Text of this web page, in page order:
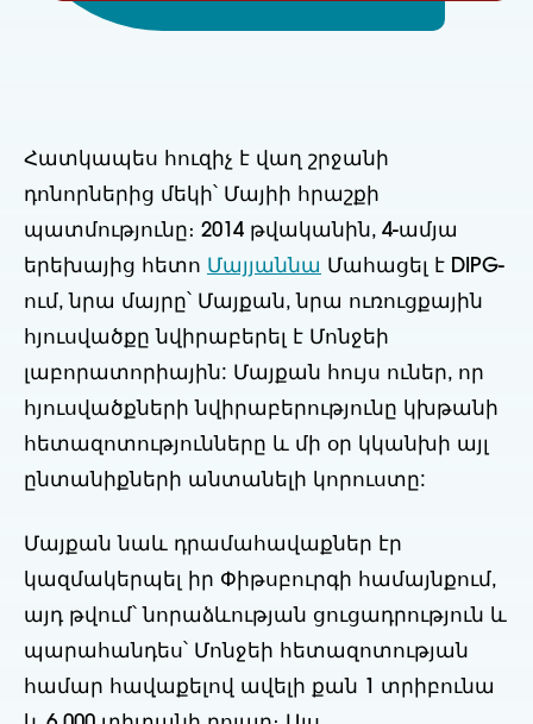
Հատկապես հուզիչ է վաղ շրջանի
դոնորներից մեկի՝ Մայիի հրաշքի
պատմությունը։ 2014 թվականին, 4-ամյա
երեխայից հետո Մայյաննա Մահացել է DIPG-
ում, նրա մայրը՝ Մայքան, նրա ուռուցքային
հյուսվածքը նվիրաբերել է Մոնջեի
լաբորատորիային: Մայքան հույս ուներ, որ
հյուսվածքների նվիրաբերությունը կխթանի
հետազոտությունները և մի օր կկանխի այլ
ընտանիքների անտանելի կորուստը:
Մայքան նաև դրամահավաքներ էր
կազմակերպել իր Փիթսբուրգի համայնքում,
այդ թվում՝ նորաձևության ցուցադրություն և
պարահանդես՝ Մոնջեի հետազոտության
համար հավաքելով ավելի քան 1 տրիբունա